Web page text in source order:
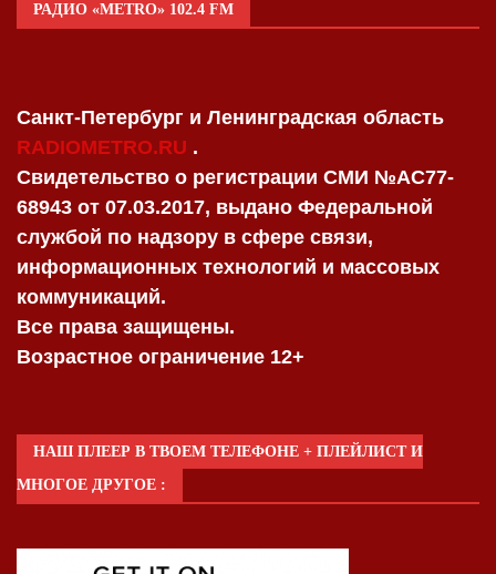
РАДИО «METRO» 102.4 FM
Санкт-Петербург и Ленинградская область
RADIOMETRO.RU .
Свидетельство о регистрации СМИ №AC77-
68943 от 07.03.2017, выдано Федеральной
службой по надзору в сфере связи,
информационных технологий и массовых
коммуникаций.
Все права защищены.
Возрастное ограничение 12+
НАШ ПЛЕЕР В ТВОЕМ ТЕЛЕФОНЕ + ПЛЕЙЛИСТ И
МНОГОЕ ДРУГОЕ :